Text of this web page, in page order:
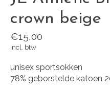
crown beige
€15,00
Incl. btw
unisex sportsokken
78% geborstelde katoen